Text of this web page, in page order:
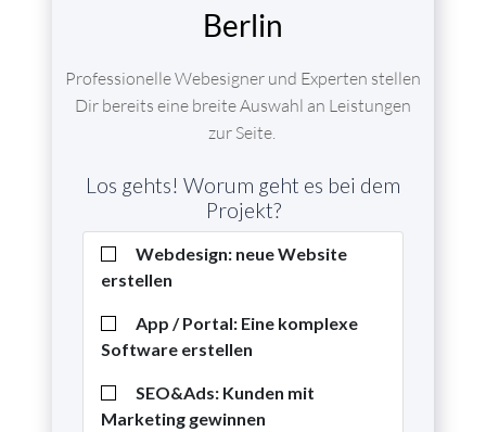
Berlin
Professionelle Webesigner und Experten stellen
Dir bereits eine breite Auswahl an Leistungen
zur Seite.